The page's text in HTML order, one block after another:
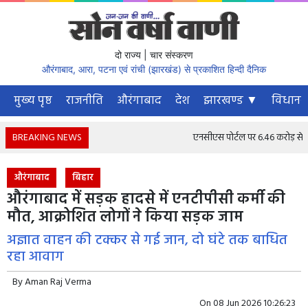
दो राज्य | चार संस्करण
औरंगाबाद, आरा, पटना एवं रांची (झारखंड) से प्रकाशित हिन्दी दैनिक
मुख्य पृष्ठ राजनीति औरंगाबाद देश झारखण्ड ▼
BREAKING NEWS एनसीएस पोर्टल पर 6.46 करोड़ से
औरंगाबाद बिहार
औरंगाबाद में सड़क हादसे में एनटीपीसी कर्मी की
मौत, आक्रोशित लोगों ने किया सड़क जाम
अज्ञात वाहन की टक्कर से गई जान, दो घंटे तक बाधित
रहा आवाग
ByAman Raj Verma